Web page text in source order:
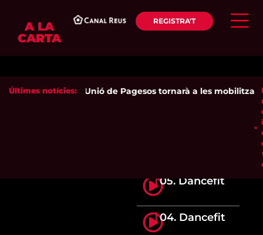
A LA
CARTA
REGISTRA'T
Últimes notícies: Unió de Pagesos tornarà a les
05. Dancefit
04. Dancefit